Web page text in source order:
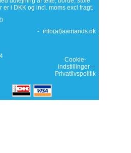
er i DKK og incl. moms excl fragt.
- info(at)aamands.dk
Cookie-
indstillinger-
Privatlivspolitik